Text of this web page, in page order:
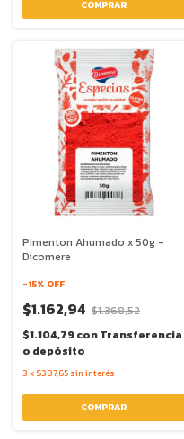
Pimenton Ahumado x 50g -
Dicomere
-15% OFF
$1.162,94 $1.368,52
$1.104,79conTransferencia
o depósito
3 x $387,65 sin interés